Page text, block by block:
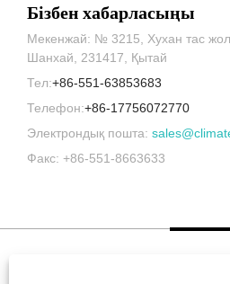
Бізбен хабарласыңы
Мекенжай: № 3215, Хухан тас
Шанхай, 231417, Қытай
Тел:+86-551-63853683
Телефон:+86-17756072770
Электрондық пошта:
Факс: +86-551-8663633